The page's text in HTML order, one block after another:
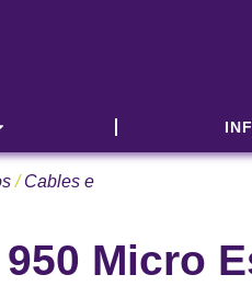
/Cables e
950 Micro